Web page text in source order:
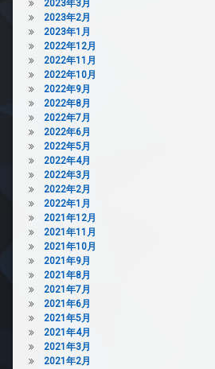
2023年3月
2023年2月
2023年1月
2022年12月
2022年11月
2022年10月
2022年9月
2022年8月
2022年7月
2022年6月
2022年5月
2022年4月
2022年3月
2022年2月
2022年1月
2021年12月
2021年11月
2021年10月
2021年9月
2021年8月
2021年7月
2021年6月
2021年5月
2021年4月
2021年3月
2021年2月